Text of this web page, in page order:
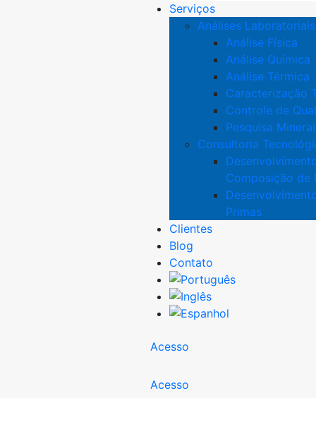
Serviços
Análises Laboratoriais
Análise Física
Análise Química
Análise Térmica
Caracterização
Controle de
Pesquisa Mineral
Consultoria
Composição de
Primas
Clientes
Blog
Contato
Acesso
Acesso